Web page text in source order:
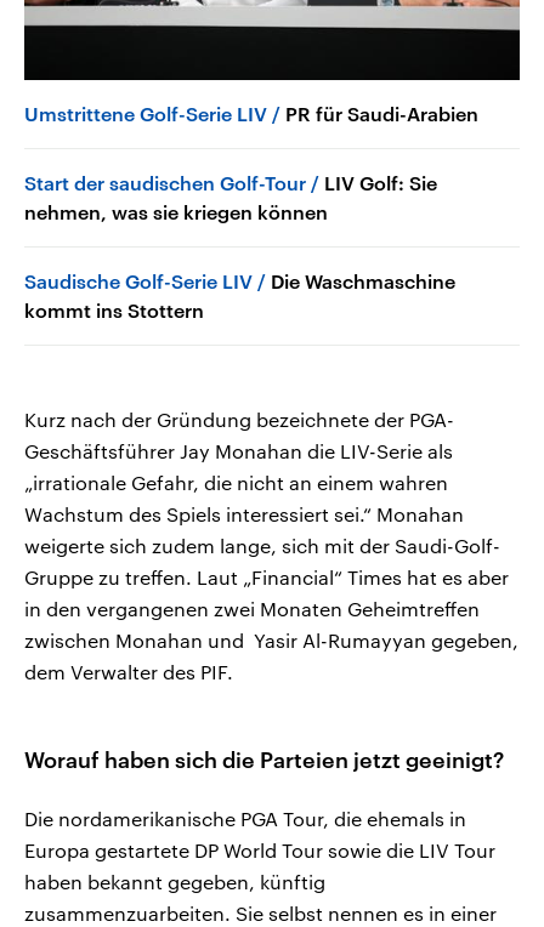
Umstrittene Golf-Serie LIV PR für Saudi-Arabien
Start der saudischen Golf-Tour
LIV Golf: Sie
nehmen, was sie kriegen können
Saudische Golf-Serie LIV
Die Waschmaschine
kommt ins Stottern
Kurz nach der Gründung bezeichnete der PGA-
Geschäftsführer Jay Monahan die LIV-Serie als
„irrationale Gefahr, die nicht an einem wahren
Wachstum des Spiels interessiert sei.“ Monahan
weigerte sich zudem lange, sich mit der Saudi-Golf-
Gruppe zu treffen. Laut „Financial“ Times hat es aber
in den vergangenen zwei Monaten Geheimtreffen
zwischen Monahan und Yasir Al-Rumayyan gegeben,
dem Verwalter des PIF.
Worauf haben sich die Parteien jetzt geeinigt?
Die nordamerikanische PGA Tour, die ehemals in
Europa gestartete DP World Tour sowie die LIV Tour
haben bekannt gegeben, künftig
zusammenzuarbeiten. Sie selbst nennen es in einer